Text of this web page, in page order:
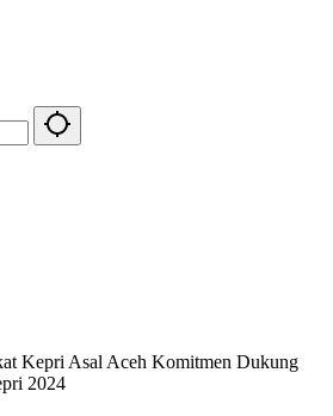
Kepri Asal Aceh Komitmen Dukung
2024